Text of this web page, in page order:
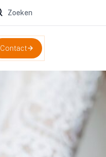
Zoeken naar:
Contact